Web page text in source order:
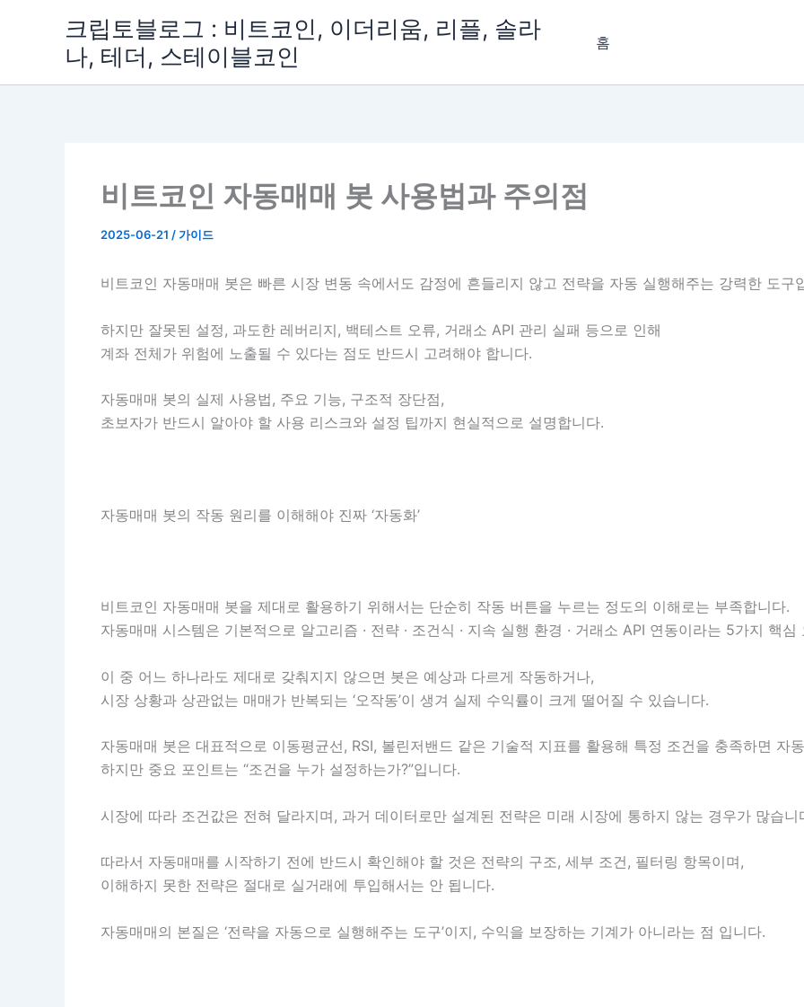
로
크립토블로그 : 비트코인, 이더리움, 리플, 솔라
나, 테더, 스테이블코인
홈
비트코인 자동매매 봇 사용법과 주의점
2025-06-21 /가이드
비트코인 자동매매 봇은 빠른 시장 변동 속에서도 감정에 흔들리지 않고 전략을 자동 실행해주는 강력한 도구
하지만 잘못된 설정, 과도한 레버리지, 백테스트 오류, 거래소 API 관리 실패 등으로 인해
계좌 전체가 위험에 노출될 수 있다는 점도 반드시 고려해야 합니다.
자동매매 봇의 실제 사용법, 주요 기능, 구조적 장단점,
초보자가 반드시 알아야 할 사용 리스크와 설정 팁까지 현실적으로 설명합니다.
자동매매 봇의 작동 원리를 이해해야 진짜 ‘자동화’
비트코인 자동매매 봇을 제대로 활용하기 위해서는 단순히 작동 버튼을 누르는 정도의 이해로는 부족합니다.
자동매매 시스템은 기본적으로 알고리즘 · 전략 · 조건식 · 지속 실행 환경 · 거래소 API 연동이라는 5가지 핵
이 중 어느 하나라도 제대로 갖춰지지 않으면 봇은 예상과 다르게 작동하거나,
시장 상황과 상관없는 매매가 반복되는 ‘오작동’이 생겨 실제 수익률이 크게 떨어질 수 있습니다.
자동매매 봇은 대표적으로 이동평균선, RSI, 볼린저밴드 같은 기술적 지표를 활용해 특정 조건을 충족하면 자
하지만 중요 포인트는 “조건을 누가 설정하는가?”입니다.
시장에 따라 조건값은 전혀 달라지며, 과거 데이터로만 설계된 전략은 미래 시장에 통하지 않는 경우가 많습니
따라서 자동매매를 시작하기 전에 반드시 확인해야 할 것은 전략의 구조, 세부 조건, 필터링 항목이며,
이해하지 못한 전략은 절대로 실거래에 투입해서는 안 됩니다.
자동매매의 본질은 ‘전략을 자동으로 실행해주는 도구’이지, 수익을 보장하는 기계가 아니라는 점 입니다.